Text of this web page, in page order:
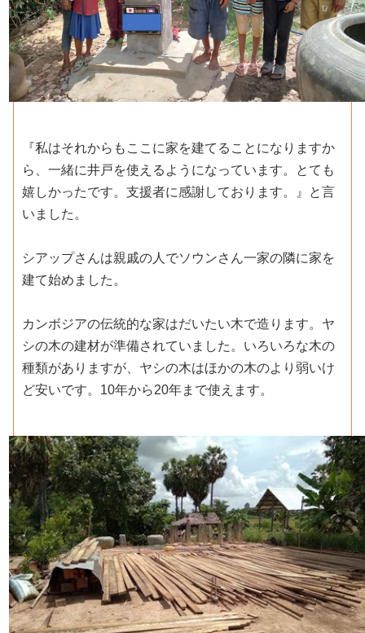
『私はそれからもここに家を建てることになりますか
ら、一緒に井戸を使えるようになっています。とても
嬉しかったです。支援者に感謝しております。』と言
いました。
シアップさんは親戚の人でソウンさん一家の隣に家を
建て始めました。
カンボジアの伝統的な家はだいたい木で造ります。ヤ
シの木の建材が準備されていました。いろいろな木の
種類がありますが、ヤシの木はほかの木のより弱いけ
ど安いです。10年から20年まで使えます。